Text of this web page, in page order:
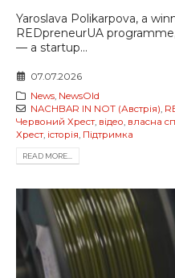
Yaroslava Polikarpova, a
REDpreneurUA
— a startup...
07.07.2026
News, NewsOld
NACHBAR IN NOT (Австрія)
Червоний Хрест, відео власна
Хрест, історія Підтримка
READ MORE...